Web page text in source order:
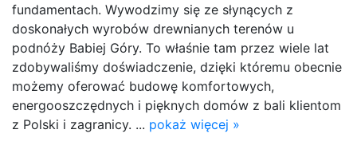
fundamentach. Wywodzimy się ze słynących z
doskonałych wyrobów drewnianych terenów u
podnóży Babiej Góry. To właśnie tam przez wiele lat
zdobywaliśmy doświadczenie, dzięki któremu obecnie
możemy oferować budowę komfortowych,
energooszczędnych i pięknych domów z bali klientom
z Polski i zagranicy. ... pokaż więcej »